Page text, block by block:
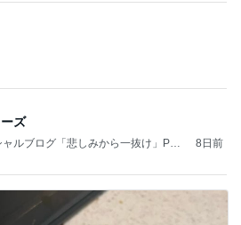
ズ
ルブログ「悲しみから一抜け」Pow
8日前